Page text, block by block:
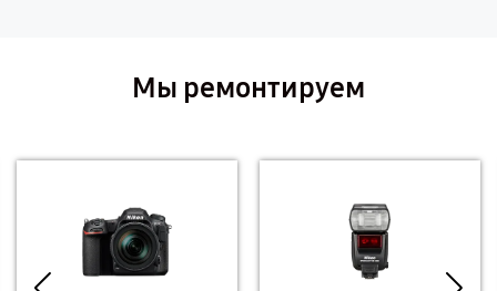
Мы ремонтируем